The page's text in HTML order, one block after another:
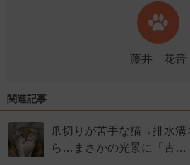
藤井 花音
関連記事
爪切りが苦手な猫→排水溝
ら…まさかの光景に「古…